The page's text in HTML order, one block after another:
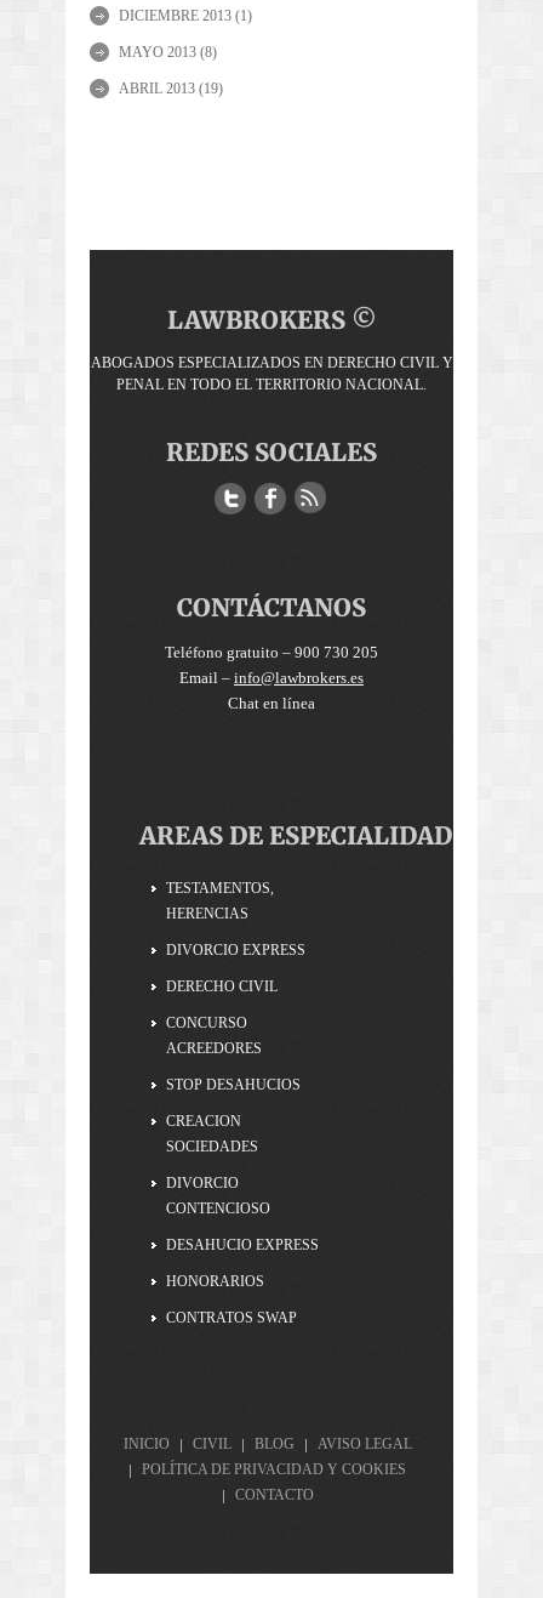
DICIEMBRE 2013 (1)
MAYO 2013 (8)
ABRIL 2013 (19)
LAWBROKERS ©
ABOGADOS ESPECIALIZADOS EN DERECHO CIVIL Y
PENAL EN TODO EL TERRITORIO NACIONAL.
REDES SOCIALES
CONTÁCTANOS
Teléfono gratuito – 900 730 205
Email – info@lawbrokers.es
Chat en línea
AREAS DE ESPECIALIDAD
TESTAMENTOS,
HERENCIAS
DIVORCIO EXPRESS
DERECHO CIVIL
CONCURSO
ACREEDORES
STOP DESAHUCIOS
CREACION
SOCIEDADES
DIVORCIO
CONTENCIOSO
DESAHUCIO EXPRESS
HONORARIOS
CONTRATOS SWAP
INICIO CIVIL BLOG
AVISO LEGAL
POLÍTICA DE PRIVACIDAD Y COOKIES
CONTACTO